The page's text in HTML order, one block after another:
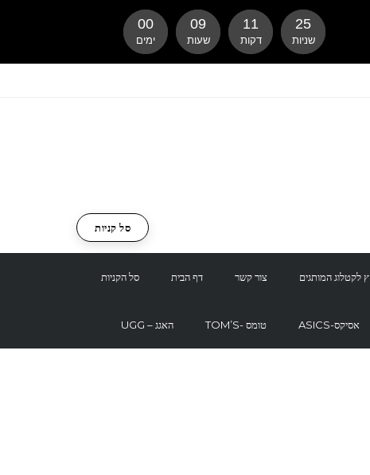
סל הקניות דף הבית צור קשר לקטלוג המותגים
UGG – האגג TOM’S- טומס ASICS-אסיקס
סל קניות
00
ימים
09
שעות
11
דקות
24
שניות